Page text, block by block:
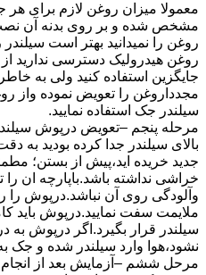
معمولا میزان روغن لازم برای
مشخص شده و بر روی بدنه آن
روغن را نمیدانید بهتر است سیلندر
جایگزین استفاده کنید ولی به
مجدداروغن را تعویض نموده واز
سیلندر جک استفاده نمایید.
مرحله پنجم –تعویض درپوش
بالای سیلندر جدا کرده بودید به
جدید خریده اید،پیش از بستن؛
خراشی نداشته باشد.باپارچه ان را
وآلودگی روی آن نباشد.درپوش را
ملایمت سفت نمایید.درپوش
سیلندر قرار بگیرد.اگر درپوش
نشود،هوا وارد سیلندر شده و جک
مرحل ششم –آزمایش بعد از